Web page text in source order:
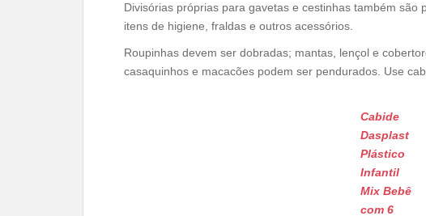
Divisórias próprias para gavetas e cestinhas também são
itens de higiene, fraldas e outros acessórios.
Roupinhas devem ser dobradas; mantas, lençol e
casaquinhos e macacões podem ser pendurados. Use
Cabide
Dasplast
Plástico
Infantil
Mix Bebê
com 6